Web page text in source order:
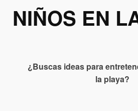
NIÑOS EN
¿Buscas ideas para
la playa?
de envío.